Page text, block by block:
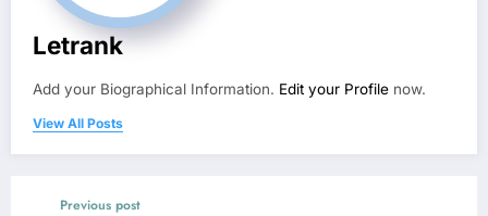
Letrank
Add your Biographical Information. Edit your Profile now.
View All Posts
Previous post